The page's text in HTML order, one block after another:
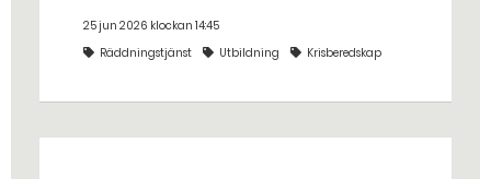
bakhåll, utspridda granater och hot
från livsfarliga drönare i det
25 jun 2026 klockan 14:45
Räddningstjänst
Utbildning Krisberedskap